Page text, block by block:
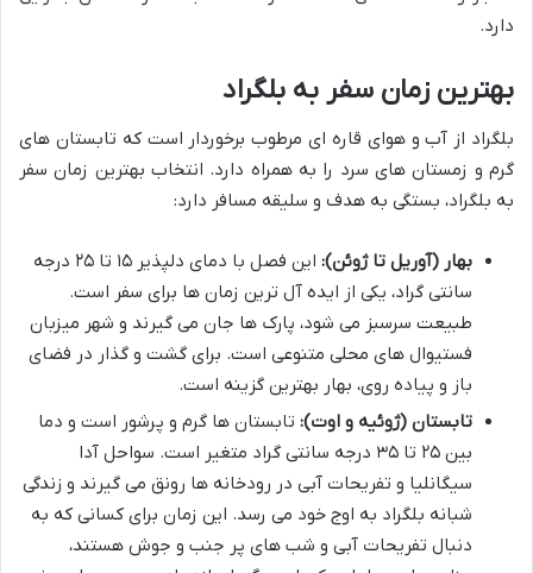
دارد.
بهترین زمان سفر به بلگراد
بلگراد از آب و هوای قاره ای مرطوب برخوردار است که تابستان های
گرم و زمستان های سرد را به همراه دارد. انتخاب بهترین زمان سفر
به بلگراد، بستگی به هدف و سلیقه مسافر دارد:
بهار (آوریل تا ژوئن):
این فصل با دمای دلپذیر ۱۵ تا ۲۵ درجه
سانتی گراد، یکی از ایده آل ترین زمان ها برای سفر است.
طبیعت سرسبز می شود، پارک ها جان می گیرند و شهر میزبان
فستیوال های محلی متنوعی است. برای گشت و گذار در فضای
باز و پیاده روی، بهار بهترین گزینه است.
تابستان (ژوئیه و اوت): تابستان ها گرم و پرشور است و دما
بین ۲۵ تا ۳۵ درجه سانتی گراد متغیر است. سواحل آدا
سیگانلیا و تفریحات آبی در رودخانه ها رونق می گیرند و زندگی
شبانه بلگراد به اوج خود می رسد. این زمان برای کسانی که به
دنبال تفریحات آبی و شب های پر جنب و جوش هستند،